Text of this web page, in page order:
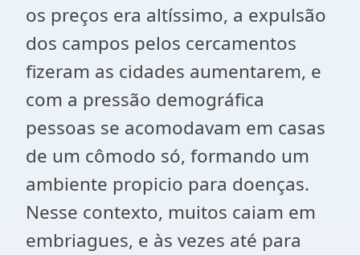
os preços era altíssimo, a expulsão
dos campos pelos cercamentos
fizeram as cidades aumentarem, e
com a pressão demográfica
pessoas se acomodavam em casas
de um cômodo só, formando um
ambiente propicio para doenças.
Nesse contexto, muitos caiam em
embriagues, e às vezes até para